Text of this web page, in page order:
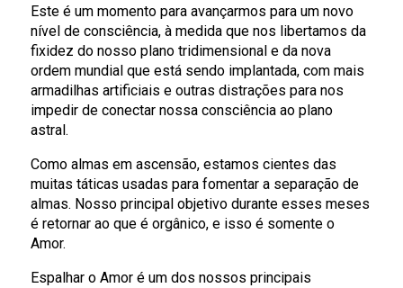
Este é um momento para avançarmos para um novo
nível de consciência, à medida que nos libertamos da
fixidez do nosso plano tridimensional e da nova
ordem mundial que está sendo implantada, com mais
armadilhas artificiais e outras distrações para nos
impedir de conectar nossa consciência ao plano
astral.
Como almas em ascensão, estamos cientes das
muitas táticas usadas para fomentar a separação de
almas. Nosso principal objetivo durante esses meses
é retornar ao que é orgânico, e isso é somente o
Amor.
Espalhar o Amor é um dos nossos principais